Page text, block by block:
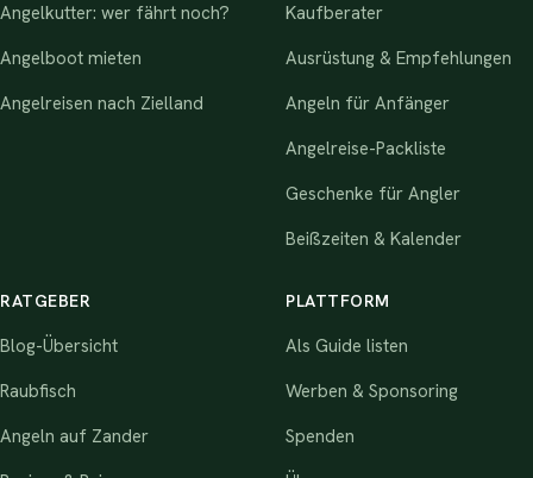
Angelkutter: wer fährt noch?
Angelboot mieten
Angelreisen nach Zielland
Kaufberater
Ausrüstung & Empfehlungen
Angeln für Anfänger
Angelreise-Packliste
Geschenke für Angler
Beißzeiten & Kalender
RATGEBER
Blog-Übersicht
Raubfisch
Angeln auf Zander
PLATTFORM
Als Guide listen
Werben & Sponsoring
Spenden